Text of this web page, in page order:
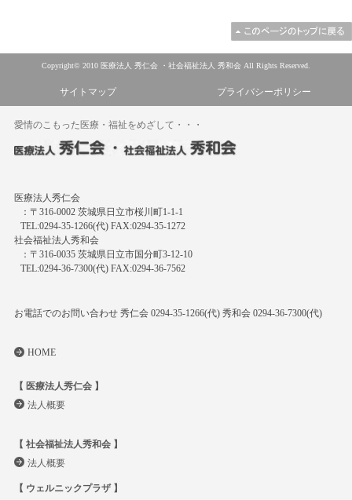
Copyright© 2010 医療法人 秀仁会 ・社会福祉法人 秀和会 All Rights Reserved.
サイトマップ プライバシーポリシー
愛情のこもった医療・福祉をめざして・・・
医療法人秀仁会
：〒316-0002 茨城県日立市桜川町1-1-1
TEL:0294-35-1266(代) FAX:0294-35-1272
社会福祉法人秀和会
：〒316-0035 茨城県日立市国分町3-12-10
TEL:0294-36-7300(代) FAX:0294-36-7562
HOME
お電話でのお問い合わせ 秀仁会 0294-35-1266(代) 秀和会 0294-36-7300(代)
【 医療法人秀仁会 】
法人概要
【 社会福祉法人秀和会 】
法人概要
【 ウェルニックプラザ 】